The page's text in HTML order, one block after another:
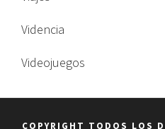
Videncia
Videojuegos
COPYRIGHT TODOS LOS